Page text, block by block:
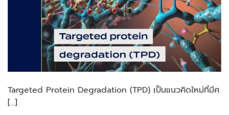
Targeted Protein Degradation (TPD) เป็นแนวคิดใหม่ที่มีศ
[…]